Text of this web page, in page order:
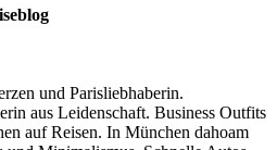
und Parisliebhaberin.
aus Leidenschaft. Business Outfits
auf Reisen. In München dahoam